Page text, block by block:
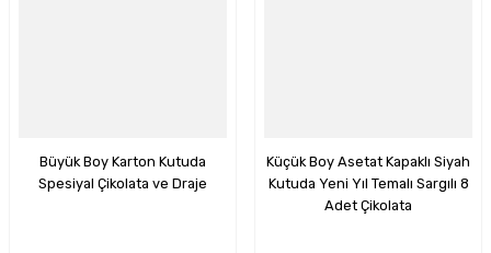
Büyük Boy Karton Kutuda
Spesiyal Çikolata ve Draje
Küçük Boy Asetat Kapaklı Siyah
Kutuda Yeni Yıl Temalı Sargılı 8
Adet Çikolata